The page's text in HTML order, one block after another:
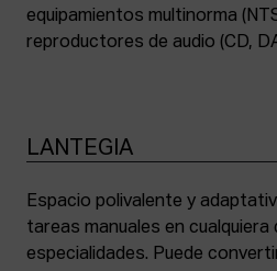
equipamientos multinorma
reproductores de audio (CD,
LANTEGIA
Espacio polivalente y
tareas manuales en cualquiera
especialidades. Puede